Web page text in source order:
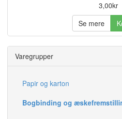
3,00kr
Se mere
Varegrupper
Papir og karton
Bogbinding og